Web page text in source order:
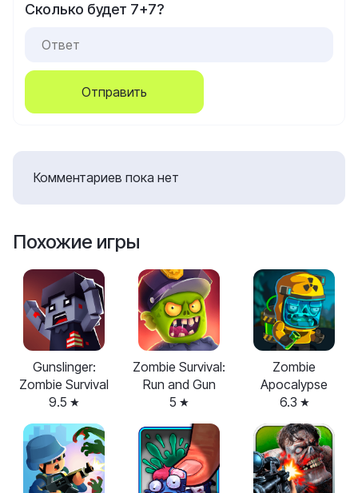
Сколько будет 7+7?
Отправить
Комментариев пока нет
Похожие игры
Gunslinger:
Zombie Survival
9.5
Zombie Survival:
Run and Gun
5
Zombie
Apocalypse
6.3